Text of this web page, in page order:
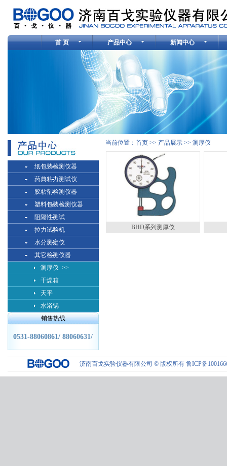
首 页 产品中心 新闻中心
纸包装检测仪器
药典粘力测试仪
胶粘剂检测仪器
塑料包装检测仪器
阻隔性测试
拉力试验机
水分测定仪
其它检测仪器
测厚仪 >>
干燥箱
天平
水浴锅
销售热线
0531-88060861/ 88060631/
当前位置： 首页 >> 产品展示 >> 测厚仪
BHD系列测厚仪
济南百戈实验仪器有限公司 © 版权所有 鲁ICP备